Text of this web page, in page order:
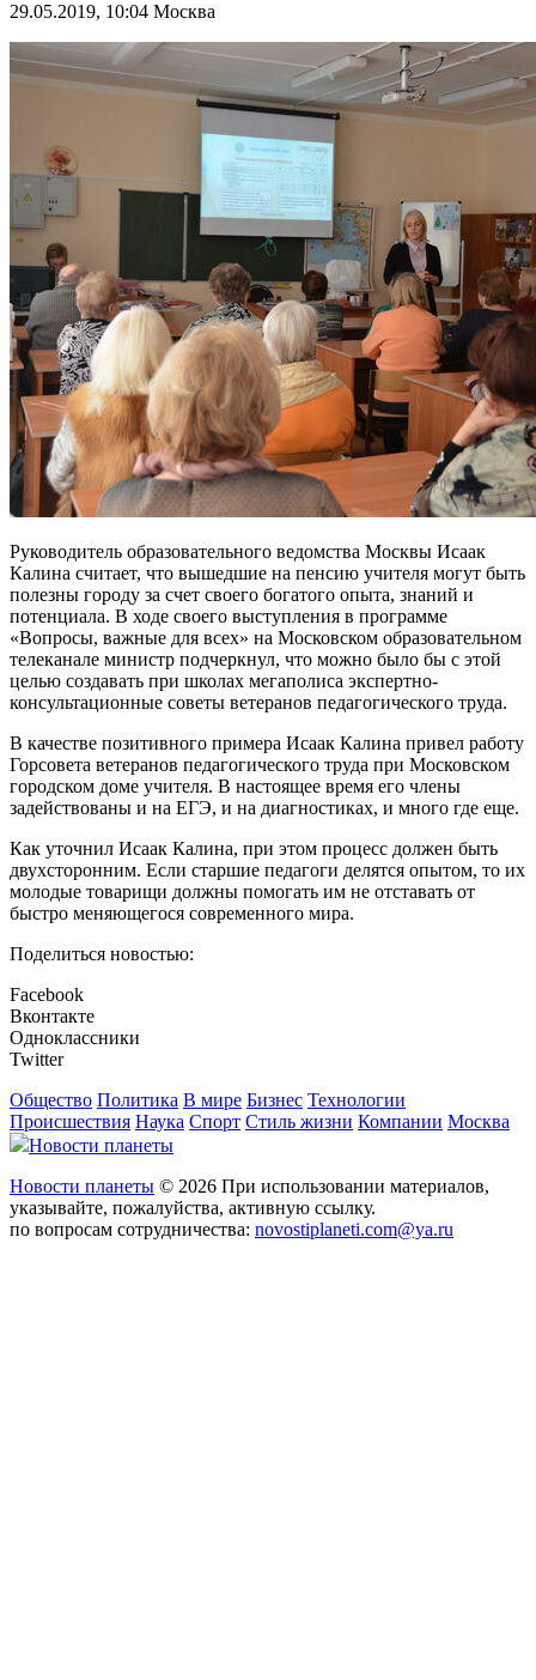
29.05.2019, 10:04 Москва
Руководитель образовательного ведомства Москвы Исаак
Калина считает, что вышедшие на пенсию учителя могут быть
полезны городу за счет своего богатого опыта, знаний и
потенциала. В ходе своего выступления в программе
«Вопросы, важные для всех» на Московском образовательном
телеканале министр подчеркнул, что можно было бы с этой
целью создавать при школах мегаполиса экспертно-
консультационные советы ветеранов педагогического труда.
В качестве позитивного примера Исаак Калина привел работу
Горсовета ветеранов педагогического труда при Московском
городском доме учителя. В настоящее время его члены
задействованы и на ЕГЭ, и на диагностиках, и много где еще.
Как уточнил Исаак Калина, при этом процесс должен быть
двухсторонним. Если старшие педагоги делятся опытом, то их
молодые товарищи должны помогать им не отставать от
быстро меняющегося современного мира.
Поделиться новостью:
Facebook
Вконтакте
Одноклассники
Twitter
Общество Политика В мире Бизнес Технологии
Происшествия Наука Спорт Стиль жизни Компании Москва
Новости планеты
Новости планеты © 2026 При использовании материалов,
указывайте, пожалуйства, активную ссылку.
по вопросам сотрудничества: novostiplaneti.com@ya.ru